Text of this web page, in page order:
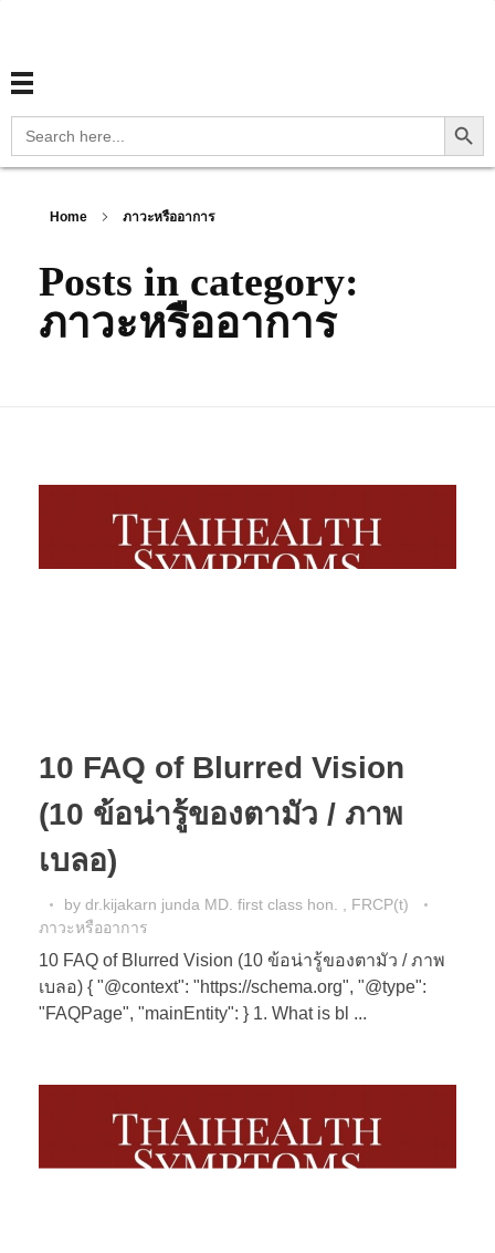
Search
for:
Search Button
Home ภาวะหรืออาการ
Posts in category:
ภาวะหรืออาการ
10 FAQ of Blurred Vision
(10 ข้อน่ารู้ของตามัว / ภาพ
เบลอ)
by dr.kijakarn junda MD. first class hon. , FRCP(t)
ภาวะหรืออาการ
10 FAQ of Blurred Vision (10 ข้อน่ารู้ของตามัว / ภาพ
เบลอ) { "@context": "https://schema.org", "@type":
"FAQPage", "mainEntity": } 1. What is bl ...